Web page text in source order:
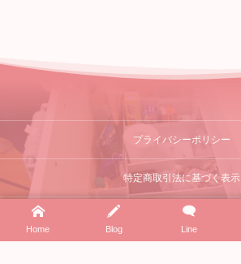
Home Blog Line
プライバシーポリシー
特定商取引法に基づく表示
© 2023 - 2026 まほの魔法